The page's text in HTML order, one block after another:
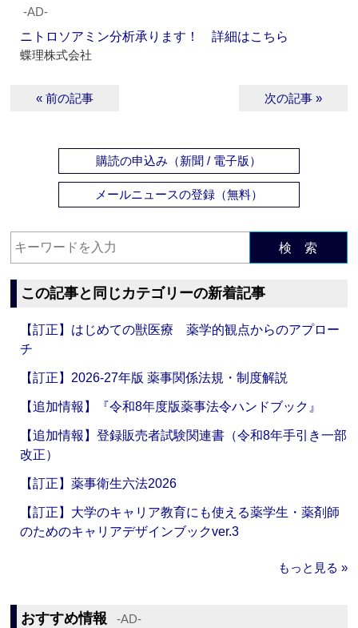
‐AD‐
ニトロソアミン分析承ります！ 詳細はこちら
蝶理株式会社
« 前の記事 次の記事 »
購読の申込み（新聞 / 電子版）
メールニュースの登録（無料）
検 索
この記事と同じカテゴリーの新着記事
【訂正】はじめての獣医療 薬学的観点からのアプロー
チ
【訂正】2026-27年版 薬事関係法規・制度解説
【追加情報】『令和8年度版薬事法令ハンドブック』
【追加情報】登録販売者試験関連書（令和8年手引き一部
改正）
【訂正】薬事衛生六法2026
【訂正】大学のキャリア教育にも使える薬学生・薬剤師
のためのキャリアデザインブックver.3
もっと見る »
おすすめ情報 ‐AD‐